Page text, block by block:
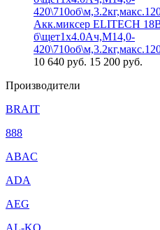
Акк.миксер ELITECH
б\щет1х4.0Ач,М14,0-
10 640 руб. 15 200 руб.
Производители
BRAIT
888
ABAC
ADA
AEG
AL-KO